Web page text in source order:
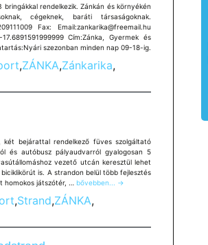
bringákkal rendelkezik. Zánkán és környékén
cégeknek, baráti társaságoknak.
Fax: Email:zankarika@freemail.hu
Cím:Zánka, Gyermek és
szezonban minden nap 09-18-ig.
,ZÁNKA,Zánkarika,
bejárattal rendelkező füves szolgáltató
és autóbusz pályaudvarról gyalogosan 5
vezető utcán keresztül lehet
is. A strandon belül több fejlesztés
homokos játszótér, … Zánka
Strand
bővebben... →
,Strand,ZÁNKA,